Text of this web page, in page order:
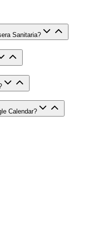
Sanitaria?
Calendar?